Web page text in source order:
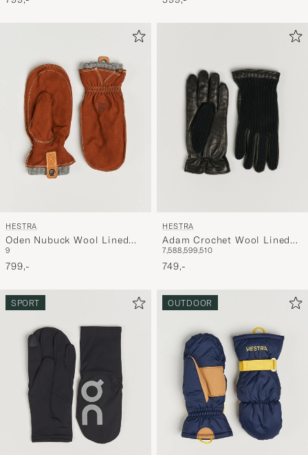
HESTRA
Oden Nubuck Wool Lined
Mitt Cognac
9
799,-
HESTRA
Adam Crochet Wool Lined
Glove Black
7,588,599,510
749,-
SPORT OUTDOOR